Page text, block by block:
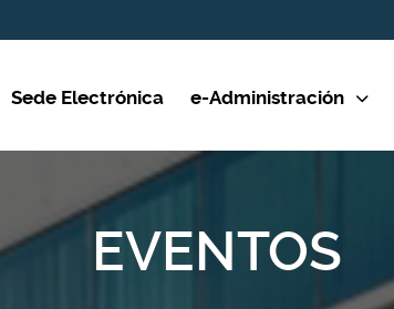
Sede Electrónica e-Administración
EVENTOS